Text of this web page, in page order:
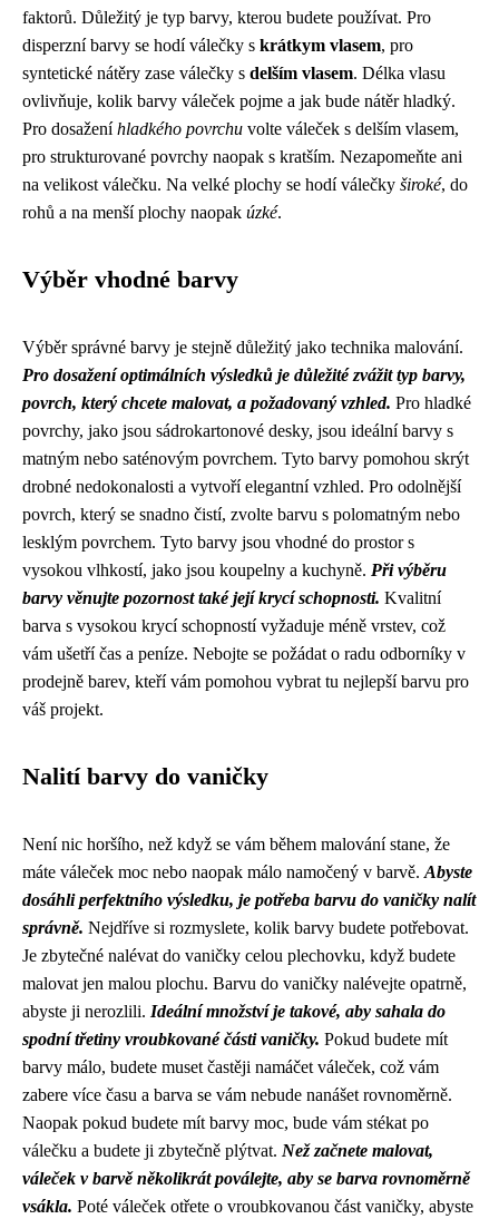
faktorů. Důležitý je typ barvy, kterou budete používat. Pro
disperzní barvy se hodí válečky s krátkym vlasem, pro
syntetické nátěry zase válečky s delším vlasem. Délka vlasu
ovlivňuje, kolik barvy váleček pojme a jak bude nátěr hladký.
Pro dosaženíhladkého povrchu volte váleček s delším vlasem,
pro strukturované povrchy naopak s kratším. Nezapomeňte ani
na velikost válečku. Na velké plochy se hodí válečky široké, do
rohů a na menší plochy naopak úzké.
Výběr vhodné barvy
Výběr správné barvy je stejně důležitý jako technika malování.
Pro dosažení optimálních výsledků je důležité zvážit typ barvy,
povrch, který chcete malovat, a požadovaný vzhled. Pro hladké
povrchy, jako jsou sádrokartonové desky, jsou ideální barvy s
matným nebo saténovým povrchem. Tyto barvy pomohou skrýt
drobné nedokonalosti a vytvoří elegantní vzhled. Pro odolnější
povrch, který se snadno čistí, zvolte barvu s polomatným nebo
lesklým povrchem. Tyto barvy jsou vhodné do prostor s
vysokou vlhkostí, jako jsou koupelny a kuchyně. Při výběru
barvy věnujte pozornost také její krycí schopnosti. Kvalitní
barva s vysokou krycí schopností vyžaduje méně vrstev, což
vám ušetří čas a peníze. Nebojte se požádat o radu odborníky v
prodejně barev, kteří vám pomohou vybrat tu nejlepší barvu pro
váš projekt.
Nalití barvy do vaničky
Není nic horšího, než když se vám během malování stane, že
máte váleček moc nebo naopak málo namočený v barvě. Abyste
dosáhli perfektního výsledku, je potřeba barvu do vaničky nalít
správně. Nejdříve si rozmyslete, kolik barvy budete potřebovat.
Je zbytečné nalévat do vaničky celou plechovku, když budete
malovat jen malou plochu. Barvu do vaničky nalévejte opatrně,
abyste ji nerozlili. Ideální množství je takové, aby sahala do
spodní třetiny vroubkované části vaničky. Pokud budete mít
barvy málo, budete muset častěji namáčet váleček, což vám
zabere více času a barva se vám nebude nanášet rovnoměrně.
Naopak pokud budete mít barvy moc, bude vám stékat po
válečku a budete ji zbytečně plýtvat. Než začnete malovat,
váleček v barvě několikrát poválejte, aby se barva rovnoměrně
vsákla. Poté váleček otřete o vroubkovanou část vaničky, abyste